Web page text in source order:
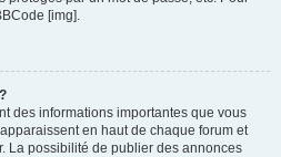
[img].
des informations importantes que vous
en haut de chaque forum et
La possibilité de publier des annonces